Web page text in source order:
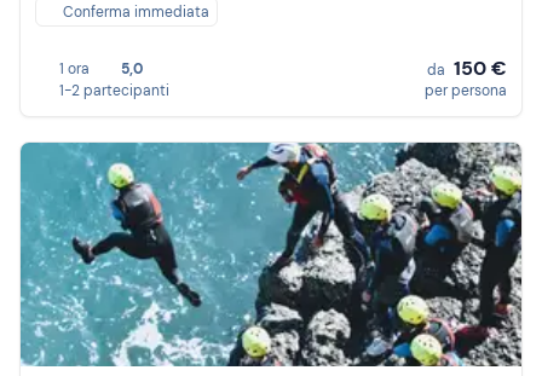
Conferma immediata
1 ora
5,0
1-2 partecipanti
da 150 €
per persona